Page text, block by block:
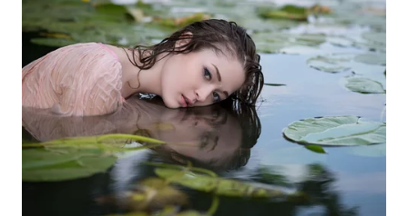
JATIM
WN
BALI
WN
KALBAR